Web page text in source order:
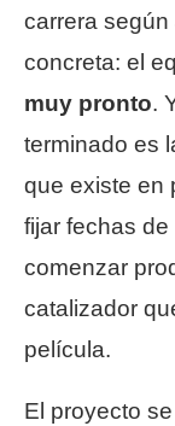
carrera según
concreta: el
muy pronto.
terminado es
que existe en
fijar fechas
comenzar
catalizador
película.
El proyecto se